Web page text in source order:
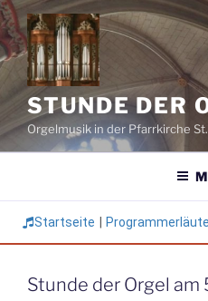
Zum
Inhalt
springen
STUNDE DER
Orgelmusik in der Pfarrkirche
Startseite
Stunde der Orgel am